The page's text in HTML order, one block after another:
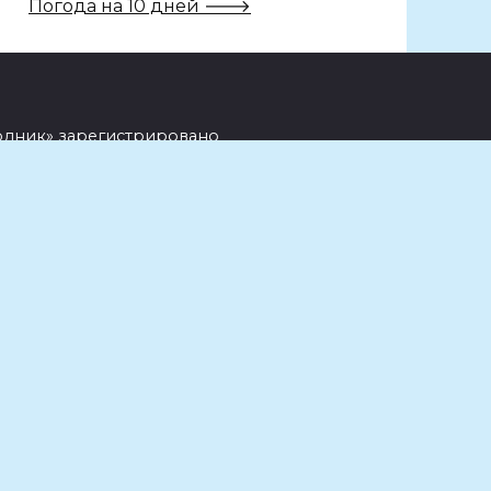
Погода на 10 дней 🡒
зарегистрировано